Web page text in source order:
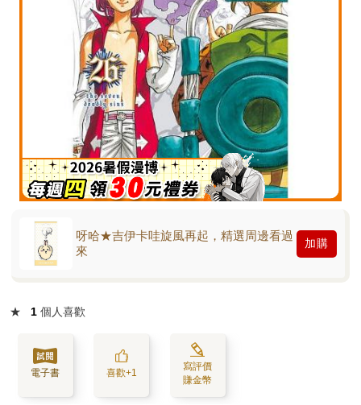
呀哈★吉伊卡哇旋風再起，精選周邊看過
來
加購
★ 1 個人喜歡
電子書 喜歡+1
寫評價
賺金幣